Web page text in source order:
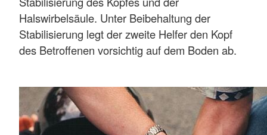
Halswirbelsäule. Unter Beibehaltung der
Stabilisierung legt der zweite Helfer den Kopf
des Betroffenen vorsichtig auf dem Boden ab.